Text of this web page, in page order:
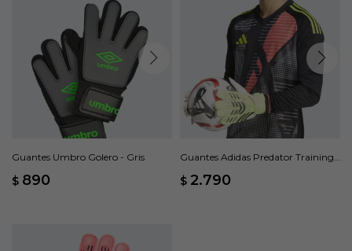
Guantes Umbro Golero - Gris
$ 890
Guantes Adidas Predator Training -
$ 2.790